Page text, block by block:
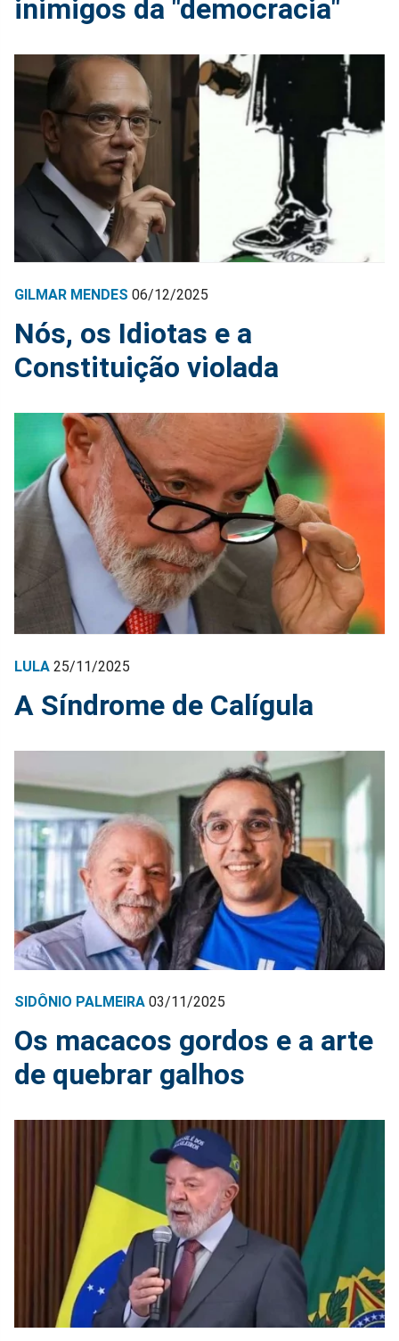
inimigos da "democracia"
GILMAR MENDES 06/12/2025
Nós, os Idiotas e a
Constituição violada
LULA 25/11/2025
A Síndrome de Calígula
SIDÔNIO PALMEIRA 03/11/2025
Os macacos gordos e a arte
de quebrar galhos